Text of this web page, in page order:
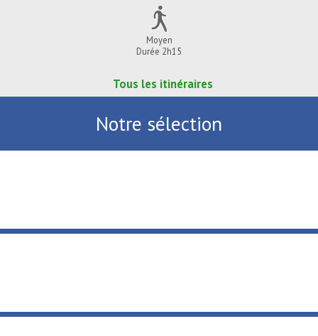
Moyen
Durée 2h15
Tous les itinéraires
Notre sélection